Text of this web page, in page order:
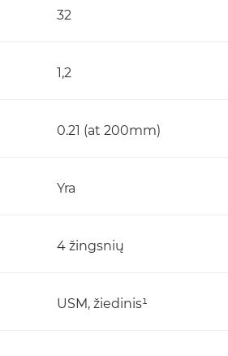
32
1,2
0.21 (at 200mm)
Yra
4 žingsnių
USM, žiedinis¹